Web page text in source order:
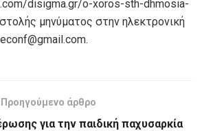
disigma.gr/o-xoros-sth-dhmosia-
μηνύματος στην ηλεκτρονική
Προηγούμενο άρθρο
για την παιδική παχυσαρκία